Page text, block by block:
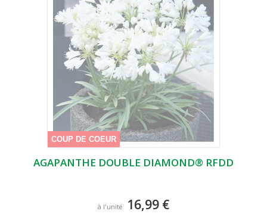
COUP DE COEUR
AGAPANTHE DOUBLE DIAMOND® RFDD
à l'unité 16,99 €